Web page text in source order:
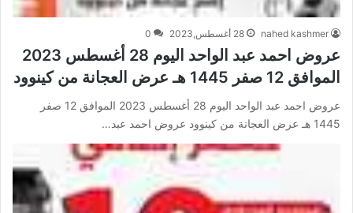
nahed kashmer 28 أغسطس,2023 0
عروض احمد عبد الواحد اليوم 28 أغسطس 2023
الموافق 12 صفر 1445 هـ عرض العجانة من كينوود
عروض احمد عبد الواحد اليوم 28 أغسطس 2023 الموافق 12 صفر
1445 هـ عرض العجانة من كينوود عروض احمد عبد…